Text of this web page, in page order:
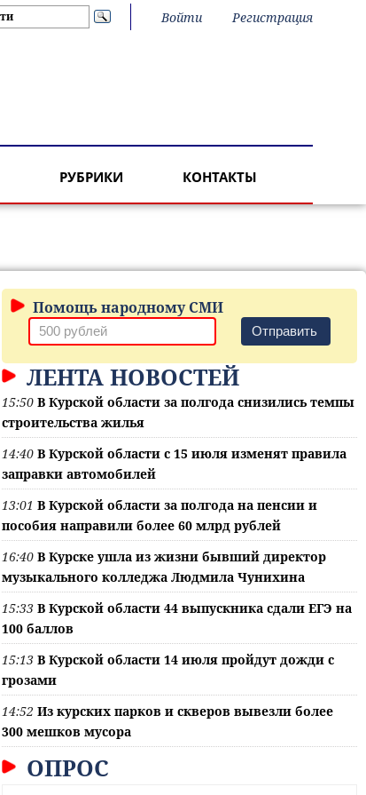
Войти Регистрация
РУБРИКИ КОНТАКТЫ
Помощь народному СМИ
Отправить
ЛЕНТА НОВОСТЕЙ
15:50 В Курской области за полгода снизились темпы
строительства жилья
14:40 В Курской области с 15 июля изменят правила
заправки автомобилей
13:01 В Курской области за полгода на пенсии и
пособия направили более 60 млрд рублей
16:40 В Курске ушла из жизни бывший директор
музыкального колледжа Людмила Чунихина
15:33 В Курской области 44 выпускника сдали ЕГЭ на
100 баллов
15:13 В Курской области 14 июля пройдут дожди с
грозами
14:52 Из курских парков и скверов вывезли более
300 мешков мусора
ОПРОС